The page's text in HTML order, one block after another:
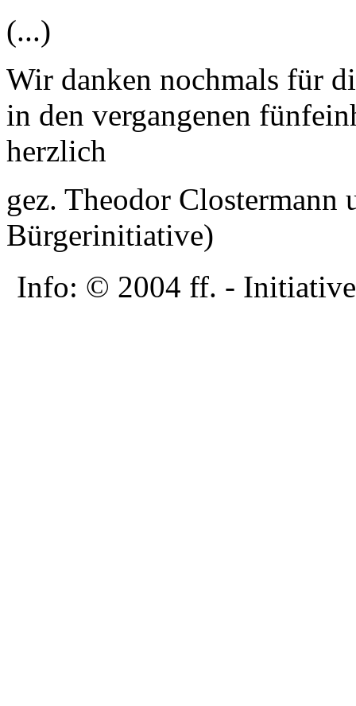
(...)
Wir danken nochmals für
in den vergangenen
herzlich
gez. Theodor
Bürgerinitiative)
Info: © 2004 ff. -